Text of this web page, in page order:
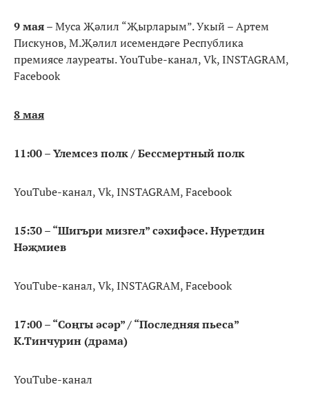
9 мая– Муса Җәлил “Җырларым”. Укый – Артем
Пискунов, М.Җәлил исемендәге Республика
премиясе лауреаты. YouTube-канал, Vk, INSTAGRAM,
Facebook
8 мая
11:00 – Үлемсез полк / Бессмертный полк
YouTube-канал, Vk, INSTAGRAM, Facebook
15:30 – “Шигъри мизгел” сәхифәсе. Нуретдин
Нәҗмиев
YouTube-канал, Vk, INSTAGRAM, Facebook
17:00 – “Соңгы әсәр” / “Последняя пьеса”
К.Тинчурин (драма)
YouTube-канал